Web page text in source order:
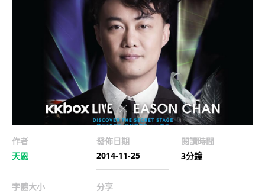
作者
天恩
發佈日期
2014-11-25
閱讀時間
3分鐘
字體大小 分享